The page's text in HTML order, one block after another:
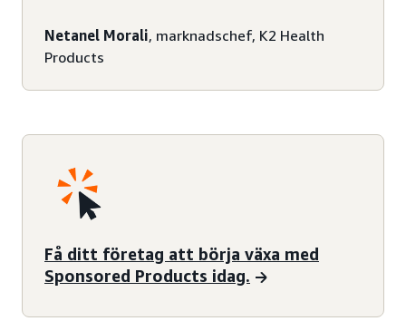
Netanel Morali, marknadschef, K2 Health
Products
Få ditt företag att börja växa med
Sponsored Products idag.